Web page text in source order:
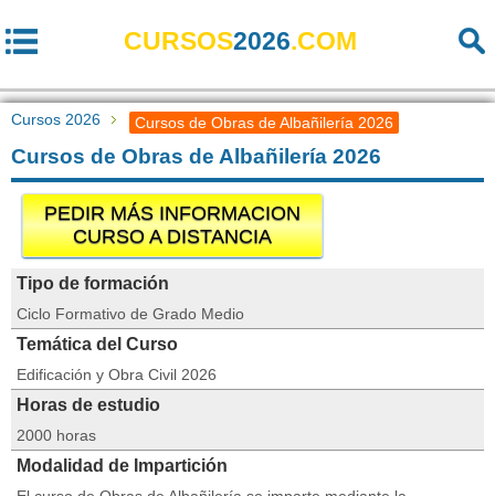
CURSOS2026.COM
Cursos 2026 Cursos de Obras de Albañilería 2026
Cursos de Obras de Albañilería 2026
PEDIR MÁS INFORMACION
CURSO A DISTANCIA
Tipo de formación
Ciclo Formativo de Grado Medio
Temática del Curso
Edificación y Obra Civil 2026
Horas de estudio
2000 horas
Modalidad de Impartición